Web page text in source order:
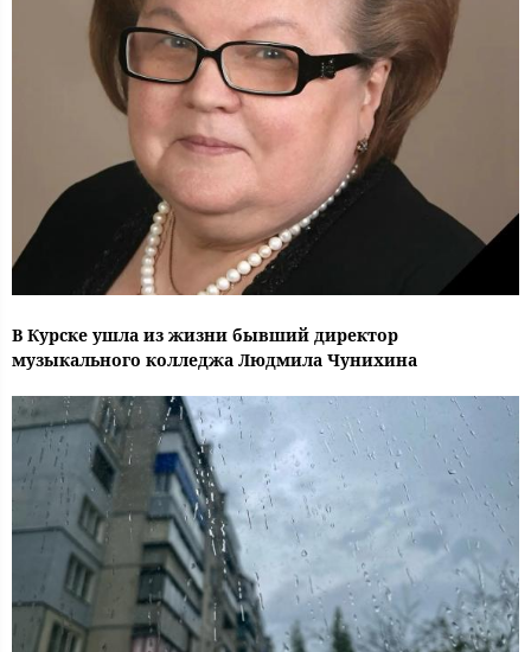
В Курске ушла из жизни бывший директор
музыкального колледжа Людмила Чунихина